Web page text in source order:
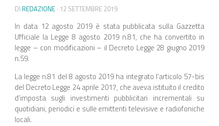
DI REDAZIONE · 12 SETTEMBRE 2019
In data 12 agosto 2019 è stata pubblicata sulla Gazzetta
Ufficiale la Legge 8 agosto 2019 n.81, che ha convertito in
legge – con modificazioni – il Decreto Legge 28 giugno 2019
n.59.
La legge n.81 del 8 agosto 2019 ha integrato l’articolo 57-bis
del Decreto Legge 24 aprile 2017, che aveva istituito il credito
d’imposta sugli investimenti pubblicitari incrementali su
quotidiani, periodici e sulle emittenti televisive e radiofoniche
locali.